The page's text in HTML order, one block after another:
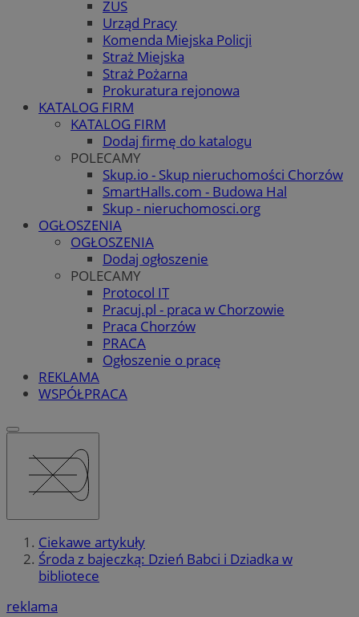
ZUS
Urząd Pracy
Komenda Miejska Policji
Straż Miejska
Straż Pożarna
Prokuratura rejonowa
KATALOG FIRM
KATALOG FIRM
Dodaj firmę do katalogu
POLECAMY
Skup.io - Skup nieruchomości Chorzów
SmartHalls.com - Budowa Hal
Skup - nieruchomosci.org
OGŁOSZENIA
OGŁOSZENIA
Dodaj ogłoszenie
POLECAMY
Protocol IT
Pracuj.pl - praca w Chorzowie
Praca Chorzów
PRACA
Ogłoszenie o pracę
REKLAMA
WSPÓŁPRACA
Ciekawe artykuły
Środa z bajeczką: Dzień Babci i Dziadka w
bibliotece
reklama